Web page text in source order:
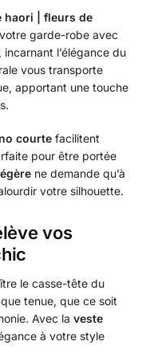
haori | fleurs de
garde-robe avec
l’élégance du
vous transporte
apportant une touche
courte facilitent
pour être portée
ne demande qu’à
votre silhouette.
vos
le casse-tête du
tenue, que ce soit
Avec la veste
à votre style